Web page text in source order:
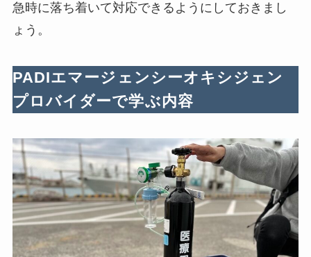
急時に落ち着いて対応できるようにしておきまし
ょう。
PADIエマージェンシーオキシジェン
プロバイダーで学ぶ内容